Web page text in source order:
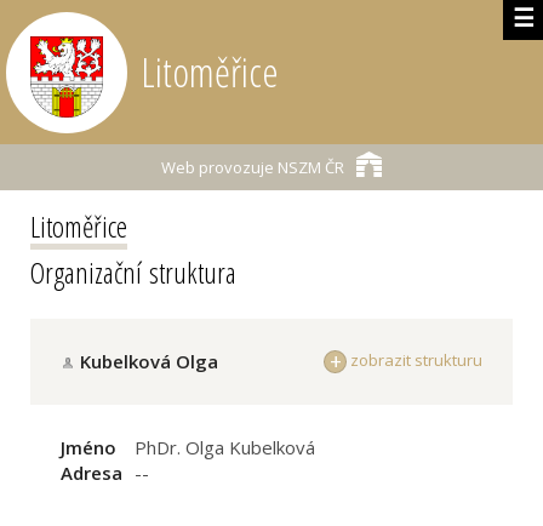
☰
Litoměřice
Web provozuje NSZM ČR
Litoměřice
Organizační struktura
zobrazit strukturu
Kubelková Olga
Jméno
PhDr. Olga Kubelková
Adresa --